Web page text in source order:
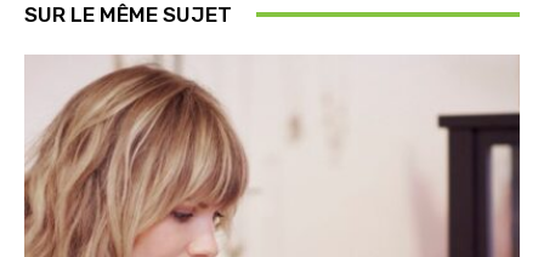
SUR LE MÊME SUJET